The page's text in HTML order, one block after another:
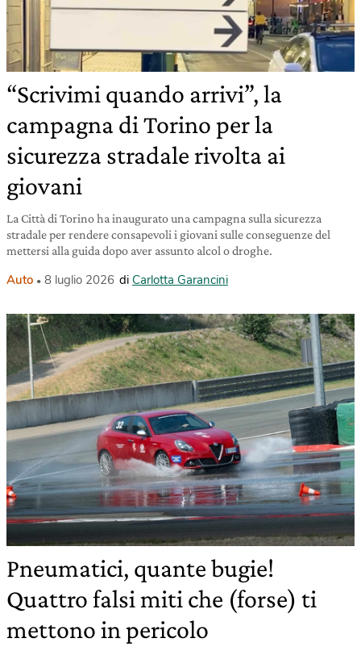
“Scrivimi quando arrivi”, la
campagna di Torino per la
sicurezza stradale rivolta ai
giovani
La Città di Torino ha inaugurato una campagna sulla sicurezza
stradale per rendere consapevoli i giovani sulle conseguenze del
mettersi alla guida dopo aver assunto alcol o droghe.
Auto 8 luglio 2026 di Carlotta Garancini
Pneumatici, quante bugie!
Quattro falsi miti che (forse) ti
mettono in pericolo